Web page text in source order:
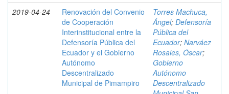
2019-04-24
Renovación del Convenio
de Cooperación
Interinstitucional entre la
Defensoría Pública del
Ecuador y el Gobierno
Autónomo
Descentralizado
Municipal de Pimampiro
Torres Machuca,
Ángel; Defensoría
Pública del
Ecuador; Narváez
Rosales, Óscar;
Gobierno
Autónomo
Descentralizado